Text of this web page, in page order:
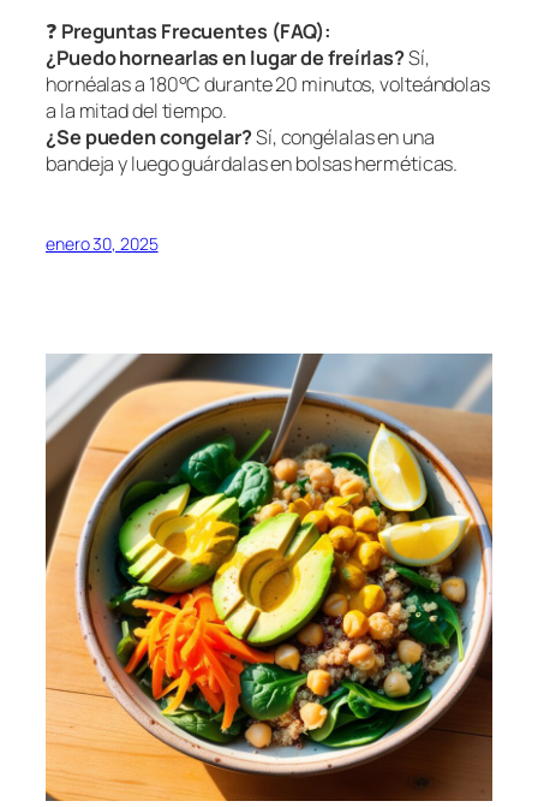
❓ Preguntas Frecuentes (FAQ):
¿Puedo hornearlas en lugar de freírlas?Sí,
hornéalas a 180°C durante 20 minutos, volteándolas
a la mitad del tiempo.
¿Se pueden congelar?Sí, congélalas en una
bandeja y luego guárdalas en bolsas herméticas.
enero 30, 2025